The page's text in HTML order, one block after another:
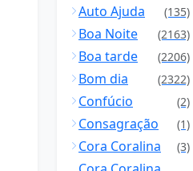
Auto Ajuda (135)
Boa Noite (2163)
Boa tarde (2206)
Bom dia (2322)
Confúcio (2)
Consagração (1)
Cora Coralina (3)